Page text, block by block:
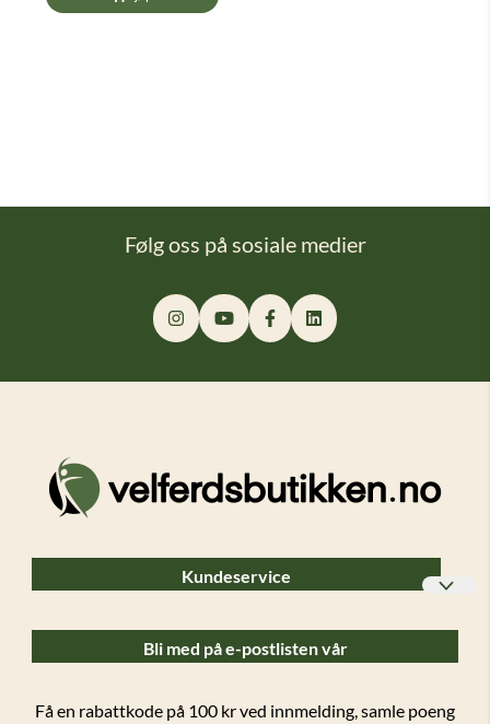
Følg oss på sosiale medier
Kundeservice
Ofte stilte spørsmål (FAQ)
Forsendelser og retur
Bli med på e-postlisten vår
Få en rabattkode på 100 kr ved innmelding, samle poeng